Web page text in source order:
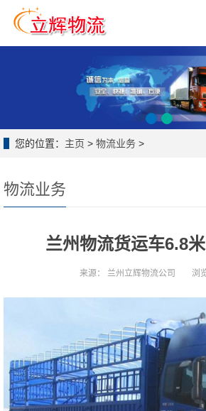
您的位置： 主页 > 物流业务 >
物流业务
兰州物流货运车6.8
来源： 兰州立辉物流公司 浏